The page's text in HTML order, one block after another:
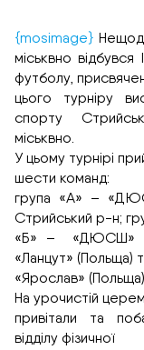
{mosimage}
міськвно
футболу,
цього турніру
спорту
міськвно.
У цьому турнірі
шести команд:
група «А» –
Стрийський р-н;
«Б» – «ДЮСШ»
«Ланцут» (Польща)
«Ярослав» (Польща).
На урочистій
привітали та
відділу фізичної